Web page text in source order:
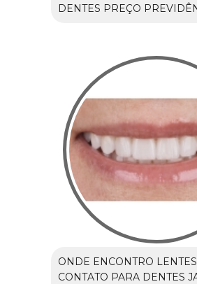
DENTES PREÇO
ONDE ENCONTRO
CONTATO PARA DENTES